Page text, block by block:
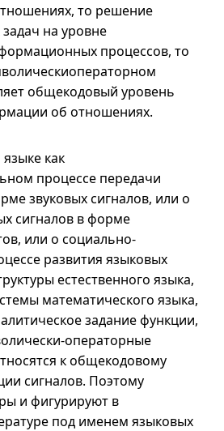
то решение
на уровне
процессов, то
общекодовый уровень
об отношениях.
как
процессе передачи
звуковых сигналов, или о
сигналов в форме
или о социально-
развития языковых
естественного языка,
математического языка,
задание функции,
операторные
к общекодовому
сигналов. Поэтому
и фигурируют в
под именем языковых